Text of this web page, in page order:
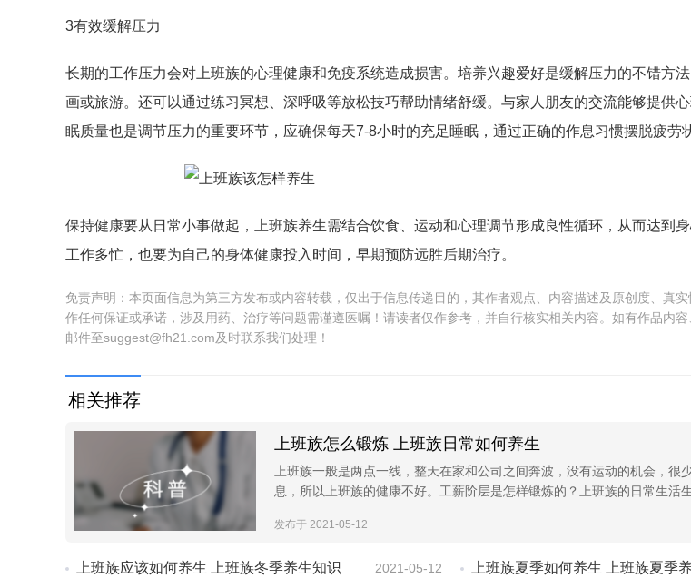
3有效缓解压力
长期的工作压力会对上班族的心理健康和免疫系统造成损害。培养兴趣爱好是缓解压力的不错方
画或旅游。还可以通过练习冥想、深呼吸等放松技巧帮助情绪舒缓。与家人朋友的交流能够提供
眠质量也是调节压力的重要环节，应确保每天7-8小时的充足睡眠，通过正确的作息习惯摆脱疲劳
保持健康要从日常小事做起，上班族养生需结合饮食、运动和心理调节形成良性循环，从而达到
工作多忙，也要为自己的身体健康投入时间，早期预防远胜后期治疗。
免责声明：本页面信息为第三方发布或内容转载，仅出于信息传递目的，其作者观点、内容描述及原创度、真
作任何保证或承诺，涉及用药、治疗等问题需谨遵医嘱！请读者仅作参考，并自行核实相关内容。如有作品内
邮件至suggest@fh21.com及时联系我们处理！
相关推荐
上班族怎么锻炼 上班族日常如何养生
上班族一般是两点一线，整天在家和公司之间奔波，没有运动的机会，很
息，所以上班族的健康不好。工薪阶层是怎样锻炼的？上班族的日常生活
发布于 2021-05-12
上班族应该如何养生 上班族冬季养生知识 2021-05-12 上班族夏季如何养生 上班族夏季养生注